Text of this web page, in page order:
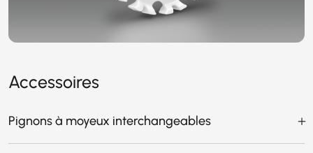
Accessoires
Pignons à moyeux interchangeables